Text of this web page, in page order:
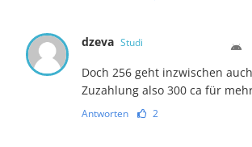
dzeva Studi
Doch 256 geht inzwischen
Zuzahlung also 300 ca für
Antworten 2